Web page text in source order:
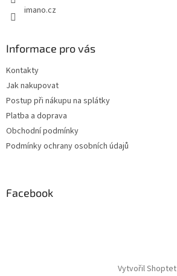
imano.cz
Informace pro vás
Kontakty
Jak nakupovat
Postup při nákupu na splátky
Platba a doprava
Obchodní podmínky
Podmínky ochrany osobních údajů
Facebook
Vytvořil Shoptet